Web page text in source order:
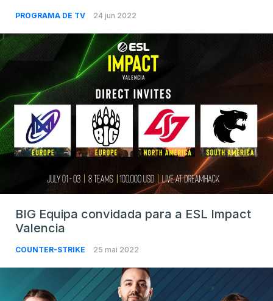
PROGRAMA DE TV 24 jun 2022
BIG Equipa convidada para a ESL Impact
Valencia
COUNTER-STRIKE 25 mai 2022